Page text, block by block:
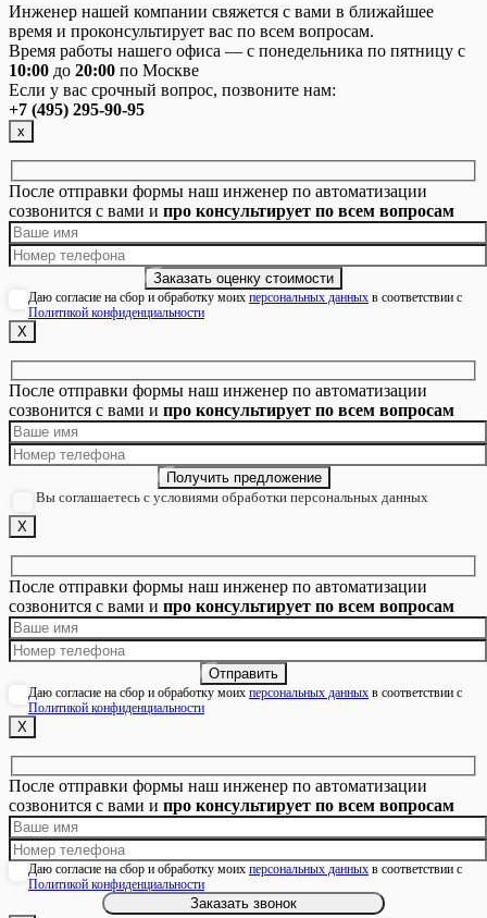
Инженер нашей компании свяжется с вами в ближайшее
время и проконсультирует вас по всем вопросам.
Время работы нашего офиса — с понедельника по пятницу с
10:00 до 20:00 по Москве
Если у вас срочный вопрос, позвоните нам:
+7 (495) 295-90-95
х
После отправки формы наш инженер по автоматизации
созвонится с вами и про консультирует по всем вопросам
Даю согласие на сбор и обработку моих персональных данных в соответствии с
Политикой конфиденциальности
Х
После отправки формы наш инженер по автоматизации
созвонится с вами и про консультирует по всем вопросам
Вы соглашаетесь с условиями обработки персональных данных
Х
После отправки формы наш инженер по автоматизации
созвонится с вами и про консультирует по всем вопросам
Даю согласие на сбор и обработку моих персональных данных в соответствии с
Политикой конфиденциальности
Х
После отправки формы наш инженер по автоматизации
созвонится с вами и про консультирует по всем вопросам
Даю согласие на сбор и обработку моих персональных данных в соответствии с
Политикой конфиденциальности